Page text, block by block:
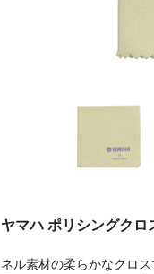
ヤマハ ポリシングクロ
ネル素材の柔らかなクロ